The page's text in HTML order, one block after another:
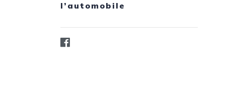
l’automobile